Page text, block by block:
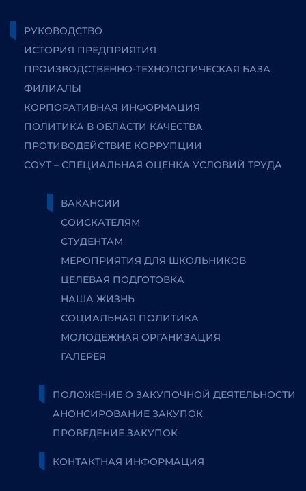
РУКОВОДСТВО
ИСТОРИЯ ПРЕДПРИЯТИЯ
ПРОИЗВОДСТВЕННО-ТЕХНОЛОГИЧЕСКАЯ БАЗА
ФИЛИАЛЫ
КОРПОРАТИВНАЯ ИНФОРМАЦИЯ
ПОЛИТИКА В ОБЛАСТИ КАЧЕСТВА
ПРОТИВОДЕЙСТВИЕ КОРРУПЦИИ
СОУТ – СПЕЦИАЛЬНАЯ ОЦЕНКА УСЛОВИЙ ТРУДА
ВАКАНСИИ
СОИСКАТЕЛЯМ
СТУДЕНТАМ
МЕРОПРИЯТИЯ ДЛЯ ШКОЛЬНИКОВ
ЦЕЛЕВАЯ ПОДГОТОВКА
НАША ЖИЗНЬ
СОЦИАЛЬНАЯ ПОЛИТИКА
МОЛОДЕЖНАЯ ОРГАНИЗАЦИЯ
ГАЛЕРЕЯ
ПОЛОЖЕНИЕ О ЗАКУПОЧНОЙ ДЕЯТЕЛЬНОСТИ
АНОНСИРОВАНИЕ ЗАКУПОК
ПРОВЕДЕНИЕ ЗАКУПОК
КОНТАКТНАЯ ИНФОРМАЦИЯ